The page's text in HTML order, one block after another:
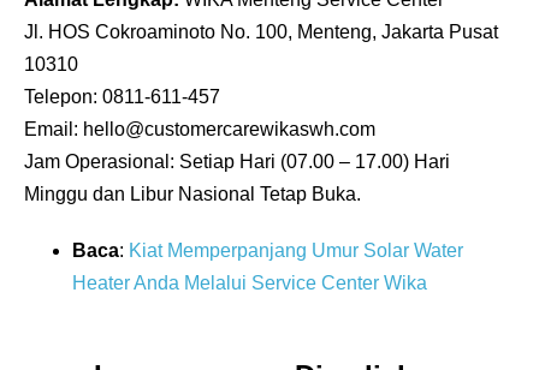
Jl. HOS Cokroaminoto No. 100, Menteng, Jakarta Pusat
10310
Telepon: 0811-611-457
Email: hello@customercarewikaswh.com
Jam Operasional: Setiap Hari (07.00 – 17.00) Hari
Minggu dan Libur Nasional Tetap Buka.
Baca: Kiat Memperpanjang Umur Solar Water
Heater Anda Melalui Service Center Wika